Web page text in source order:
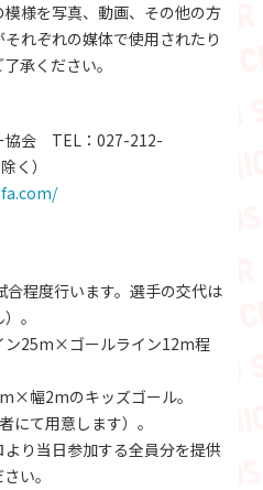
様を写真、動画、その他の方
れぞれの媒体で使用されたり
承ください。
協会 TEL：027-212-
く）
合程度行います。選手の交代は
。
ン25m×ゴールライン12m程
幅2mのキッズゴール。
にて用意します）。
より当日参加する全員分を提供
い。